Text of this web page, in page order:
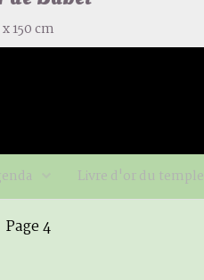
150 cm
Livre d'or du temple
Page 4